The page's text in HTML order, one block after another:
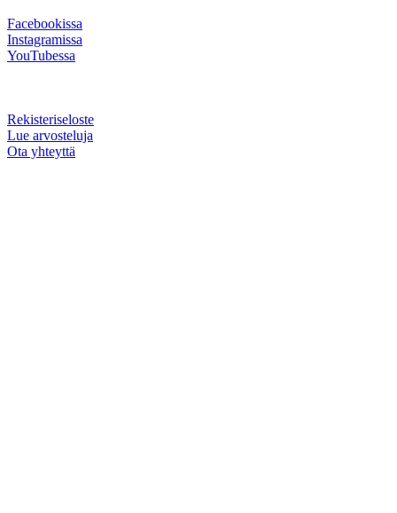
Facebookissa
Instagramissa
YouTubessa
Rekisteriseloste
Lue arvosteluja
Ota yhteyttä